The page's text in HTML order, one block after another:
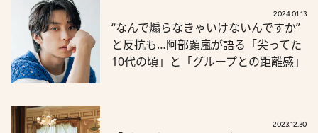
2024.01.13
“なんで煽らなきゃいけないんですか”
と反抗も…阿部顕嵐が語る「尖ってた
10代の頃」と「グループとの距離感」
2023.12.30